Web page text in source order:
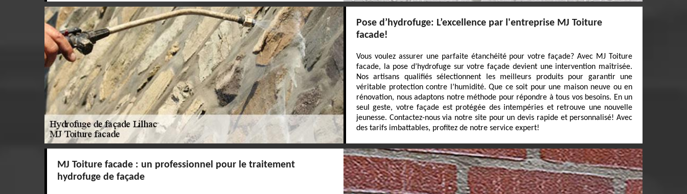
Pose d’hydrofuge: L’excellence par l'entreprise MJ Toiture
facade!
Vous voulez assurer une parfaite étanchéité pour votre façade? Avec MJ Toiture
facade, la pose d’hydrofuge sur votre façade devient une intervention maîtrisée.
Nos artisans qualifiés sélectionnent les meilleurs produits pour garantir une
véritable protection contre l’humidité. Que ce soit pour une maison neuve ou en
rénovation, nous adaptons notre méthode pour répondre à tous vos besoins. En un
seul geste, votre façade est protégée des intempéries et retrouve une nouvelle
jeunesse. Contactez-nous via notre site pour un devis rapide et personnalisé! Avec
des tarifs imbattables, profitez de notre service expert!
MJ Toiture facade : un professionnel pour le traitement
hydrofuge de façade